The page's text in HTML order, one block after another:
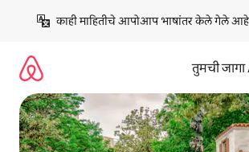
काही माहितीचे आपोआप भाषांतर केले गेले
तुमची